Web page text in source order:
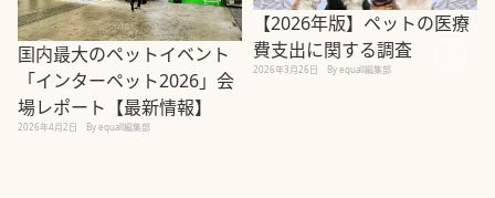
国内最大のペットイベント
「インターペット2026」会
場レポート【最新情報】
2026年4月2日 By equall編集部
【2026年版】ペットの医療
費支出に関する調査
2026年3月26日 By equall編集部